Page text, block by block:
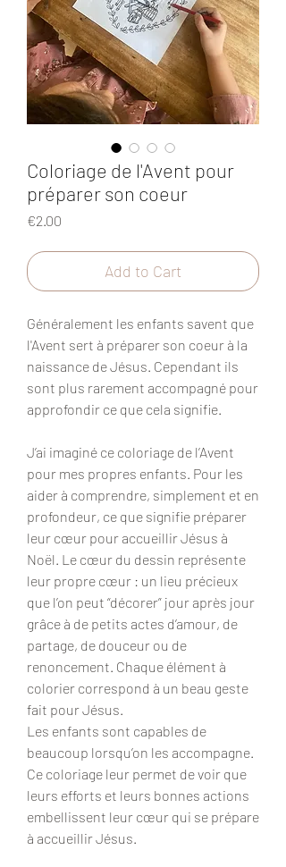
Coloriage de l'Avent pour
préparer son coeur
€2.00
Add to Cart
Généralement les enfants savent que
l'Avent sert à préparer son coeur à la
naissance de Jésus. Cependant ils
sont plus rarement accompagné pour
approfondir ce que cela signifie.
J’ai imaginé ce coloriage de l’Avent
pour mes propres enfants. Pour les
aider à comprendre, simplement et en
profondeur, ce que signifie préparer
leur cœur pour accueillir Jésus à
Noël. Le cœur du dessin représente
leur propre cœur : un lieu précieux
que l’on peut “décorer” jour après jour
grâce à de petits actes d’amour, de
partage, de douceur ou de
renoncement. Chaque élément à
colorier correspond à un beau geste
fait pour Jésus.
Les enfants sont capables de
beaucoup lorsqu’on les accompagne.
Ce coloriage leur permet de voir que
leurs efforts et leurs bonnes actions
embellissent leur cœur qui se prépare
à accueillir Jésus.